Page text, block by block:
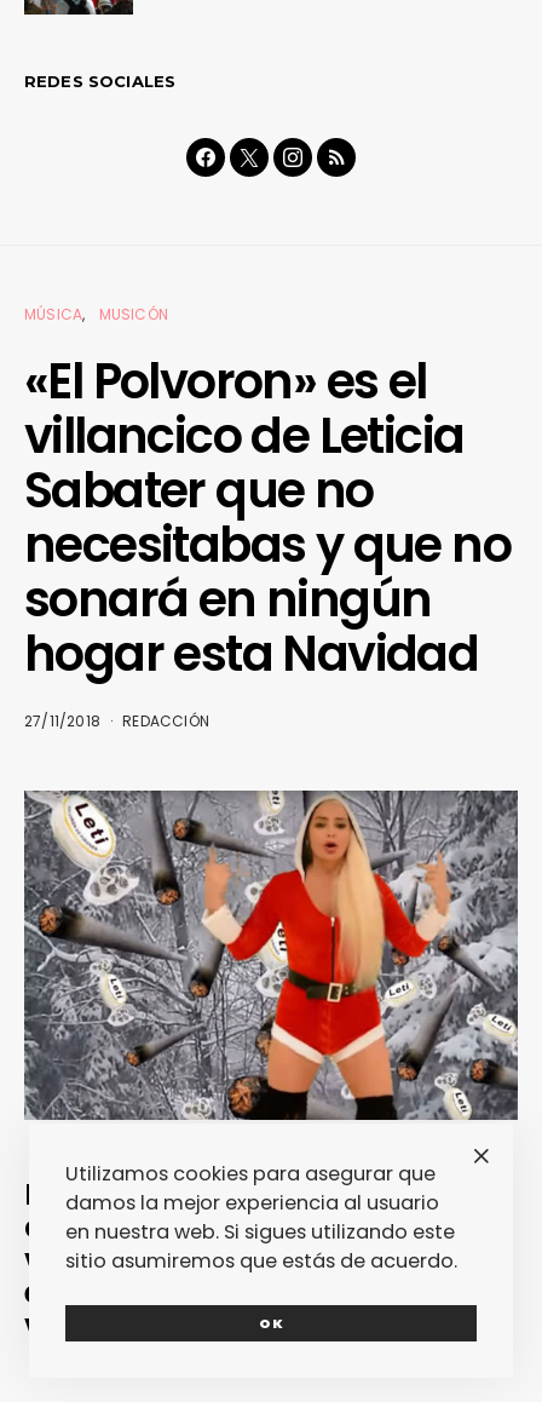
REDES SOCIALES
MÚSICA MUSICÓN
«El Polvoron» es el
villancico de Leticia
Sabater que no
necesitabas y que no
sonará en ningún
hogar esta Navidad
27/11/2018 REDACCIÓN
Leticia Sabater no tiene suficiente
con intentar destrozarnos los
veranos con sus canciones, y por
eso acaba de publicar su primer
villancico «El Polvoron».
Utilizamos cookies para asegurar que
damos la mejor experiencia al usuario
en nuestra web. Si sigues utilizando este
sitio asumiremos que estás de acuerdo.
OK